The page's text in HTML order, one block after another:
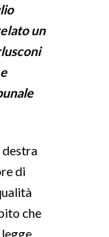
un
destra
di
che